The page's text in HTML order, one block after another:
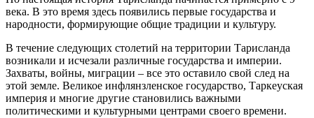
века. В это время здесь появились первые государства и
народности, формирующие общие традиции и культуру.
В течение следующих столетий на территории Тарисланда
возникали и исчезали различные государства и империи.
Захваты, войны, миграции – все это оставило свой след на
этой земле. Великое инфлянзленское государство, Таркеуская
империя и многие другие становились важными
политическими и культурными центрами своего времени.